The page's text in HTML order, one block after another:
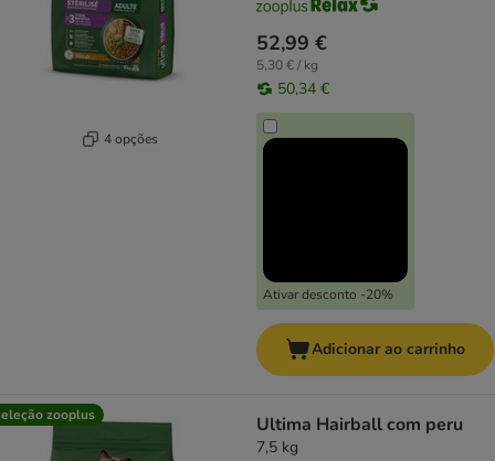
4 opções
52,99 €
5,30 € / kg
50,34 €
Ativar desconto -20%
Adicionar ao carrinho
zooplus Ultima Hairball com peru
7,5 kg